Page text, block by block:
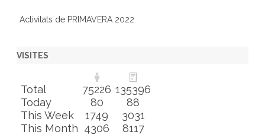
Activitats de PRIMAVERA 2022
VISITES
Total 75226 135396
Today
80
88
This Week
1749
3031
This Month 4306 8117